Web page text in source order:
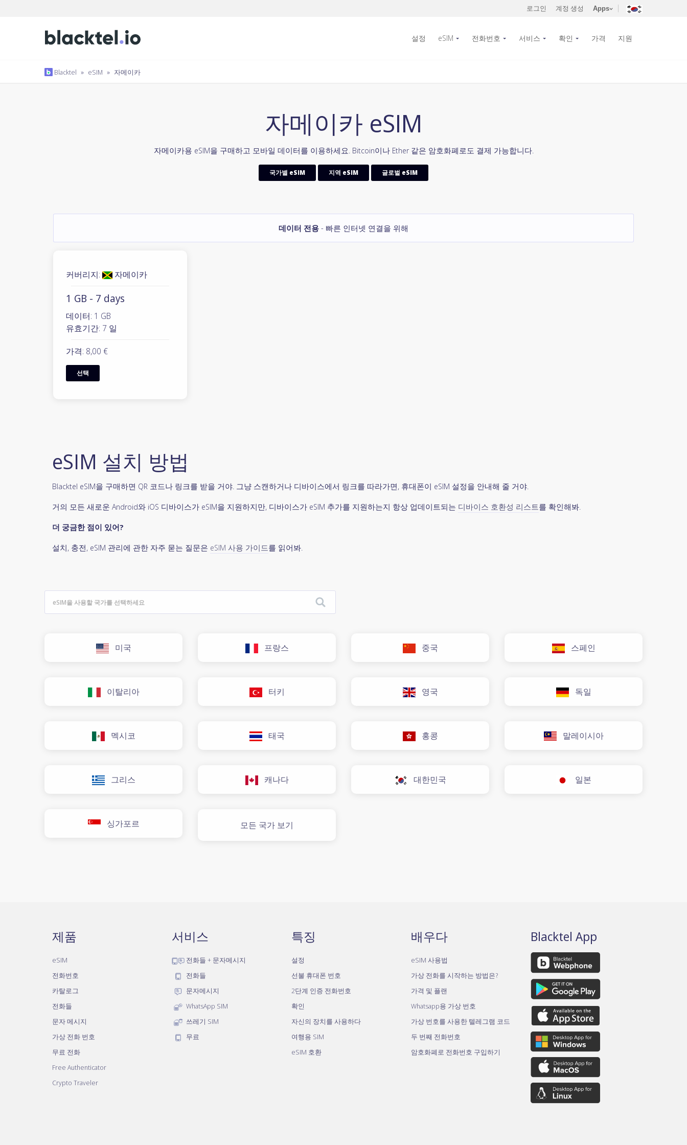
로그인 계정 생성 Apps
설정 eSIM 전화번호 서비스 확인 가격 지원
Blacktel » eSIM » 자메이카
자메이카 eSIM
자메이카용 eSIM을 구매하고 모바일 데이터를 이용하세요. Bitcoin이나 Ether 같은 암호화폐로도 결제 가능합니다.
국가별 eSIM 지역 eSIM 글로벌 eSIM
데이터 전용 - 빠른 인터넷 연결을 위해
커버리지: 자메이카
1 GB - 7 days
데이터: 1 GB
유효기간: 7 일
가격: 8,00 €
선택
eSIM 설치 방법
Blacktel eSIM을 구매하면 QR 코드나 링크를 받을 거야. 그냥 스캔하거나 디바이스에서 링크를 따라가면, 휴대폰이 eSIM 설정을 안내해 줄 거야.
거의 모든 새로운 Android와 iOS 디바이스가 eSIM을 지원하지만, 디바이스가 eSIM 추가를 지원하는지 항상 업데이트되는 디바이스 호환성 리스트를 확인해봐.
더 궁금한 점이 있어?
설치, 충전, eSIM 관리에 관한 자주 묻는 질문은 eSIM 사용 가이드를 읽어봐.
미국 프랑스 중국 스페인
이탈리아 터키 영국 독일
멕시코 태국 홍콩 말레이시아
그리스 캐나다 대한민국 일본
싱가포르 모든 국가 보기
제품
eSIM
전화번호
카탈로그
전화들
문자 메시지
가상 전화 번호
무료 전화
Free Authenticator
Crypto Traveler
서비스
전화들 + 문자메시지
전화들
문자메시지
WhatsApp SIM
쓰레기 SIM
무료
특징
설정
선불 휴대폰 번호
2단계 인증 전화번호
확인
자신의 장치를 사용하다
여행용 SIM
eSIM 호환
배우다
eSIM 사용법
가상 전화를 시작하는 방법은?
가격 및 플랜
Whatsapp용 가상 번호
가상 번호를 사용한 텔레그램 코드
두 번째 전화번호
암호화폐로 전화번호 구입하기
Blacktel App